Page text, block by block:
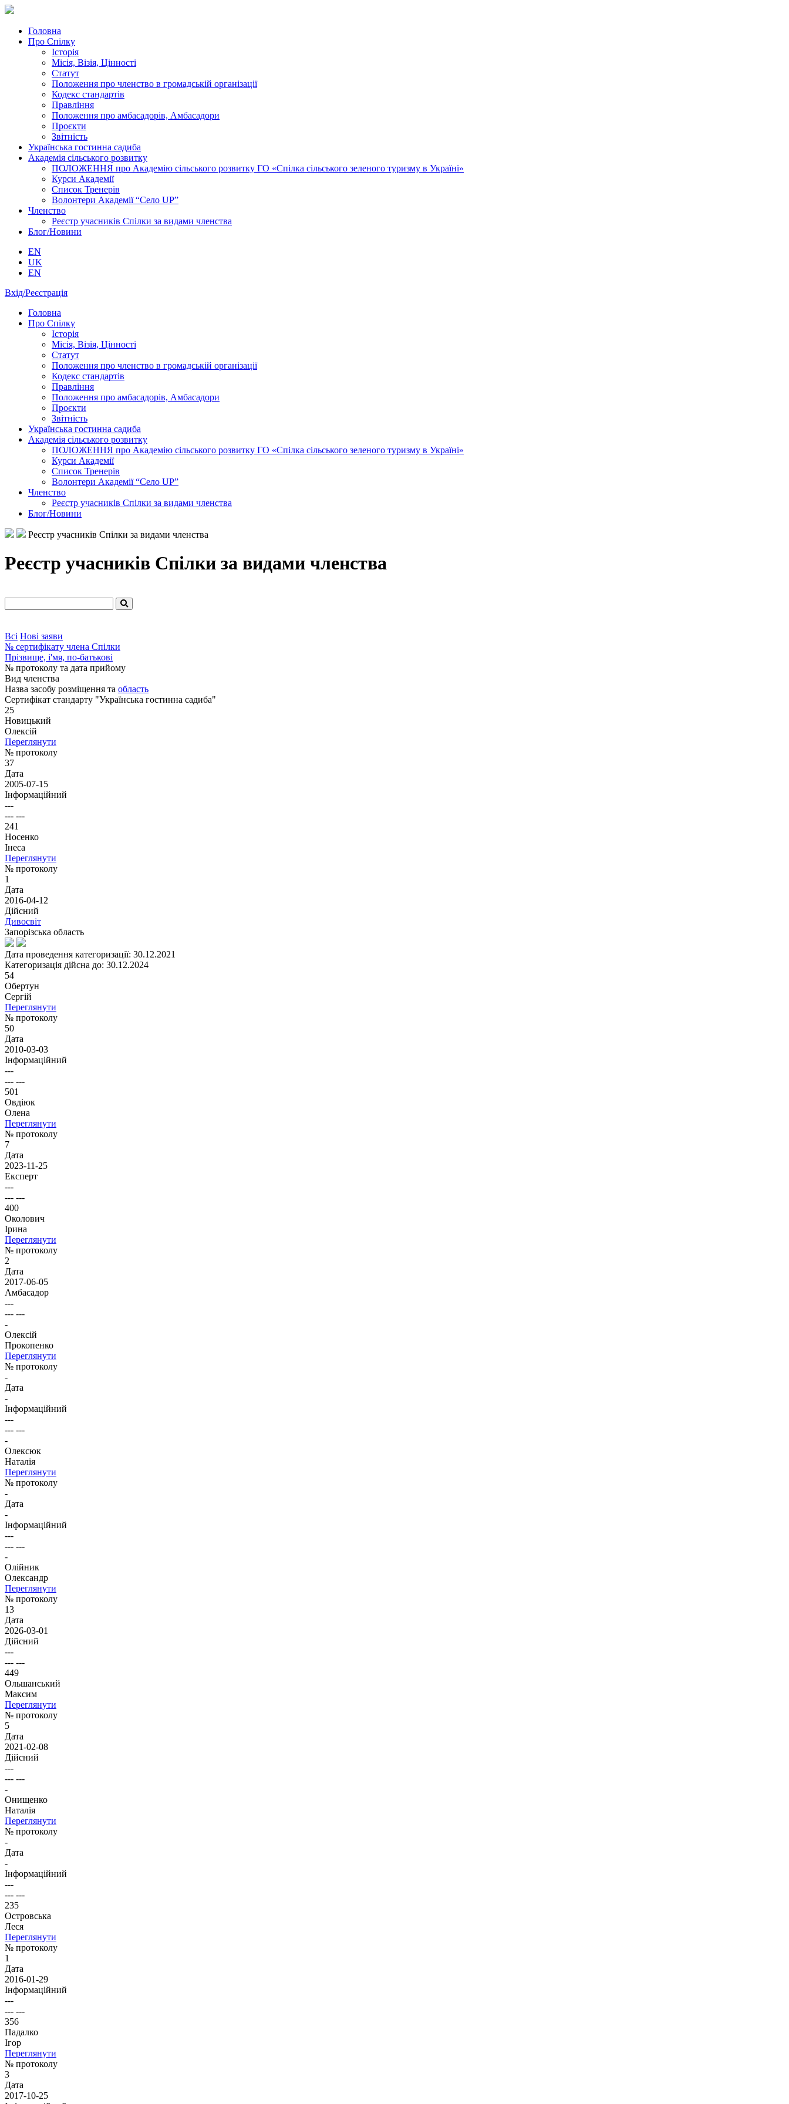
Головна
Про Спілку
Історія
Місія, Візія, Цінності
Статут
Положення про членство в громадській організації
Кодекс стандартів
Правління
Положення про амбасадорів, Амбасадори
Проєкти
Звітність
Українська гостинна садиба
Академія сільського розвитку
ПОЛОЖЕННЯ про Академію cільського розвитку ГО «Спілка сільського зеленого туризму в Україні»
Курси Академії
Список Тренерів
Волонтери Академії “Село UP”
Членство
Реєстр учасників Спілки за видами членства
Блог/Новини
EN
UK
EN
Вхід/Реєстрація
Головна
Про Спілку
Історія
Місія, Візія, Цінності
Статут
Положення про членство в громадській організації
Кодекс стандартів
Правління
Положення про амбасадорів, Амбасадори
Проєкти
Звітність
Українська гостинна садиба
Академія сільського розвитку
ПОЛОЖЕННЯ про Академію cільського розвитку ГО «Спілка сільського зеленого туризму в Україні»
Курси Академії
Список Тренерів
Волонтери Академії “Село UP”
Членство
Реєстр учасників Спілки за видами членства
Блог/Новини
Реєстр учасників Спілки за видами членства
Реєстр учасників Спілки за видами членства
Всі Нові заяви
№ сертифікату члена Спілки
Прізвище, і'мя, по-батькові
№ протоколу та дата прийому
Вид членства
Назва засобу розміщення та область
Сертифікат стандарту "Українська гостинна садиба"
25
Новицький
Олексій
Переглянути
№ протоколу
37
Дата
2005-07-15
Інформаційний
---
--- ---
241
Носенко
Інеса
Переглянути
№ протоколу
1
Дата
2016-04-12
Дійсний
Дивосвіт
Запорізська область
Дата проведення категоризації: 30.12.2021
Категоризація дійсна до: 30.12.2024
54
Обертун
Сергій
Переглянути
№ протоколу
50
Дата
2010-03-03
Інформаційний
---
--- ---
501
Овдіюк
Олена
Переглянути
№ протоколу
7
Дата
2023-11-25
Експерт
---
--- ---
400
Околович
Ірина
Переглянути
№ протоколу
2
Дата
2017-06-05
Амбасадор
---
--- ---
-
Олексій
Прокопенко
Переглянути
№ протоколу
-
Дата
-
Інформаційний
---
--- ---
-
Олексюк
Наталія
Переглянути
№ протоколу
-
Дата
-
Інформаційний
---
--- ---
-
Олійник
Олександр
Переглянути
№ протоколу
13
Дата
2026-03-01
Дійсний
---
--- ---
449
Ольшанський
Максим
Переглянути
№ протоколу
5
Дата
2021-02-08
Дійсний
---
--- ---
-
Онищенко
Наталія
Переглянути
№ протоколу
-
Дата
-
Інформаційний
---
--- ---
235
Островська
Леся
Переглянути
№ протоколу
1
Дата
2016-01-29
Інформаційний
---
--- ---
356
Падалко
Ігор
Переглянути
№ протоколу
3
Дата
2017-10-25